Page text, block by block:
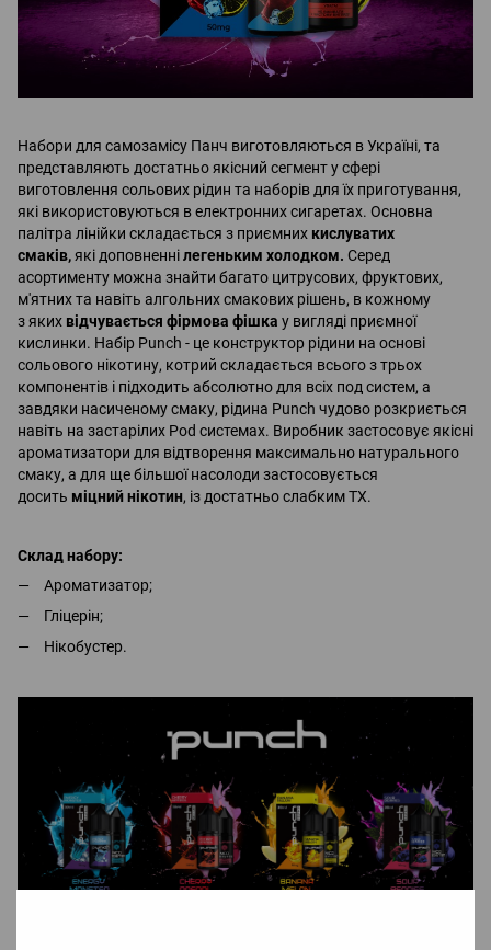
Набори для самозамісу Панч виготовляються в Україні, та
представляють достатньо якісний сегмент у сфері
виготовлення сольових рідин та наборів для їх приготування,
які використовуються в електронних сигаретах. Основна
палітра лінійки складається з приємних кислуватих
смаків,які доповненнілегеньким холодком. Серед
асортименту можна знайти багато цитрусових, фруктових,
м'ятних та навіть алгольних смакових рішень, в кожному
з яких відчувається фірмова фішка у вигляді приємної
кислинки. Набір Punch - це конструктор рідини на основі
сольового нікотину, котрий складається всього з трьох
компонентів і підходить абсолютно для всіх под систем, а
завдяки насиченому смаку, рідина Punch чудово розкриється
навіть на застарілих Pod системах. Виробник застосовує якісні
ароматизатори для відтворення максимально натурального
смаку, а для ще більшої насолоди застосовується
досить міцний нікотин, із достатньо слабким ТХ.
Склад набору:
Ароматизатор;
Гліцерін;
Нікобустер.